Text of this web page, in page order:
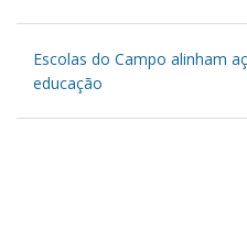
Escolas do Campo alinham
educação